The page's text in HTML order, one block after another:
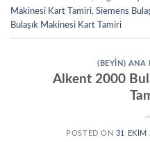
Makinesi Kart Tamiri, Siemens
Bulaşık Makinesi Kart Tamiri
(BEYIN) ANA
Alkent 2000
POSTED ON 31 EKIM